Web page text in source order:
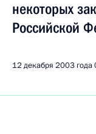
некоторых
Российской
12 декабря 2003 года